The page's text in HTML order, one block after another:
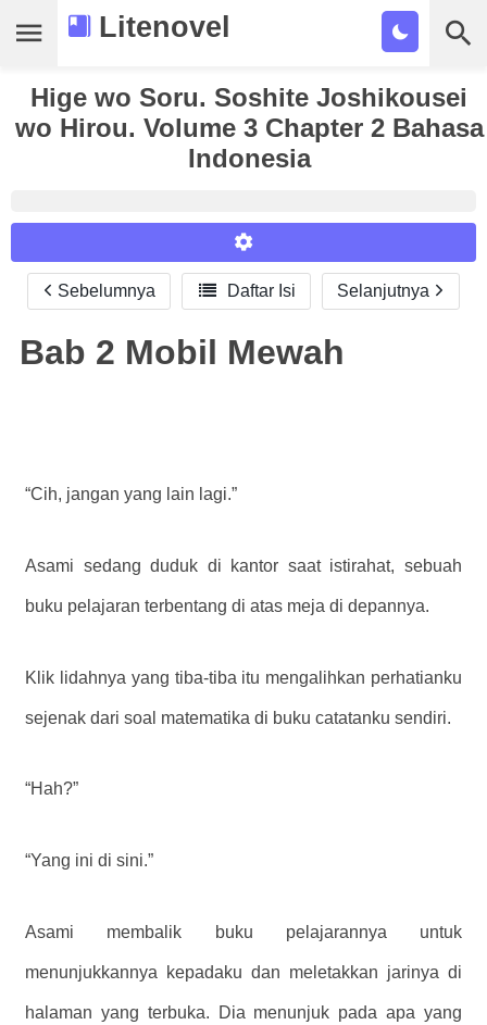
Litenovel
Daftar Novel
Tamat
Bookmark
Hige wo Soru. Soshite Joshikousei
wo Hirou. Volume 3 Chapter 2 Bahasa
Indonesia
Reader Settings
Font :
Sebelumnya  Daftar Isi Selanjutnya
Bab 2 Mobil Mewah
“Cih, jangan yang lain lagi.”
Asami sedang duduk di kantor saat istirahat, sebuah
buku pelajaran terbentang di atas meja di depannya.
Klik lidahnya yang tiba-tiba itu mengalihkan perhatianku
sejenak dari soal matematika di buku catatanku sendiri.
“Hah?”
“Yang ini di sini.”
Asami membalik buku pelajarannya untuk
menunjukkannya kepadaku dan meletakkan jarinya di
halaman yang terbuka. Dia menunjuk pada apa yang